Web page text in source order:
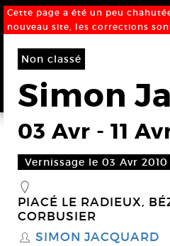
Cette page a été un peu
nouveau site, les corrections
Non classé
Simon
03 Avr - 11
Vernissage le 03 Avr 2010
_
PIACÉ LE RADIEUX,
CORBUSIER
S SIMON JACQUARD